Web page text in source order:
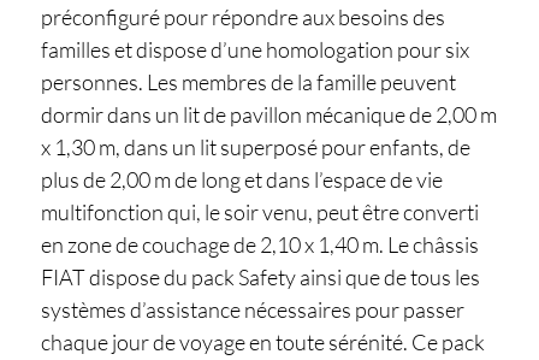
préconfiguré pour répondre aux besoins des
familles et dispose d’une homologation pour six
personnes. Les membres de la famille peuvent
dormir dans un lit de pavillon mécanique de 2,00 m
x 1,30 m, dans un lit superposé pour enfants, de
plus de 2,00 m de long et dans l’espace de vie
multifonction qui, le soir venu, peut être converti
en zone de couchage de 2,10 x 1,40 m. Le châssis
FIAT dispose du pack Safety ainsi que de tous les
systèmes d’assistance nécessaires pour passer
chaque jour de voyage en toute sérénité. Ce pack